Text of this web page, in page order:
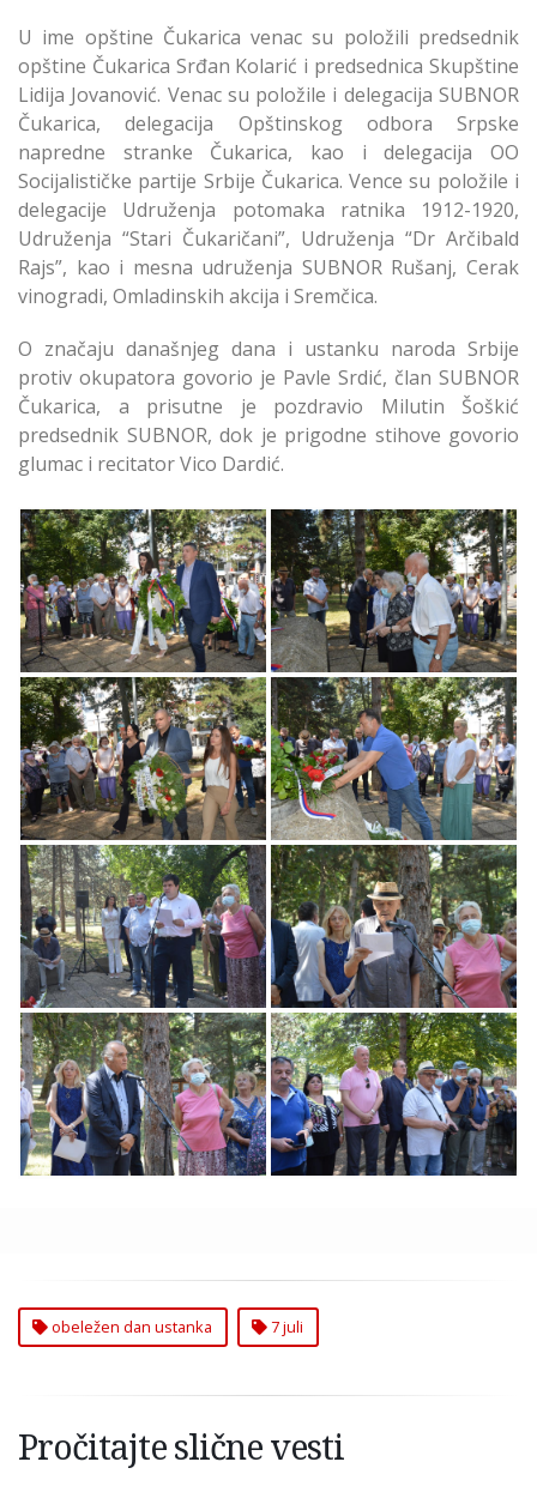
U ime opštine Čukarica venac su položili predsednik
opštine Čukarica Srđan Kolarić i predsednica Skupštine
Lidija Jovanović. Venac su položile i delegacija SUBNOR
Čukarica, delegacija Opštinskog odbora Srpske
napredne stranke Čukarica, kao i delegacija OO
Socijalističke partije Srbije Čukarica. Vence su položile i
delegacije Udruženja potomaka ratnika 1912-1920,
Udruženja “Stari Čukaričani”, Udruženja “Dr Arčibald
Rajs”, kao i mesna udruženja SUBNOR Rušanj, Cerak
vinogradi, Omladinskih akcija i Sremčica.
O značaju današnjeg dana i ustanku naroda Srbije
protiv okupatora govorio je Pavle Srdić, član SUBNOR
Čukarica, a prisutne je pozdravio Milutin Šoškić
predsednik SUBNOR, dok je prigodne stihove govorio
glumac i recitator Vico Dardić.
Obeležen Dan
Ustanka - 7.juli na
Čukarici
Obeležen Dan
Ustanka - 7.juli
Čukarica
Obeležen Dan
Ustanka - 7.juli
Obeležen Dan
Ustanka - 7.juli 2
Svetski Rat
Obeležen Dan
Ustanka - 7.juli Palim
Borcima
Obeležen Dan
Ustanka
Obeležen Dan
Ustanka Čukarica
Obeležen Dan
Ustanka Palim
Borcima u Drugom
Svetskom Ratu
obeležen dan ustanka 7 juli
Pročitajte slične vesti